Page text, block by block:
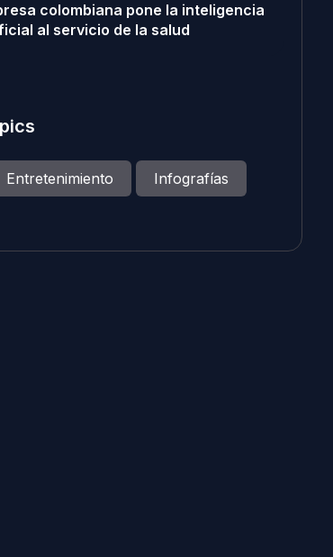
colombiana pone la inteligencia
al servicio de la salud
Entretenimiento
Infografías